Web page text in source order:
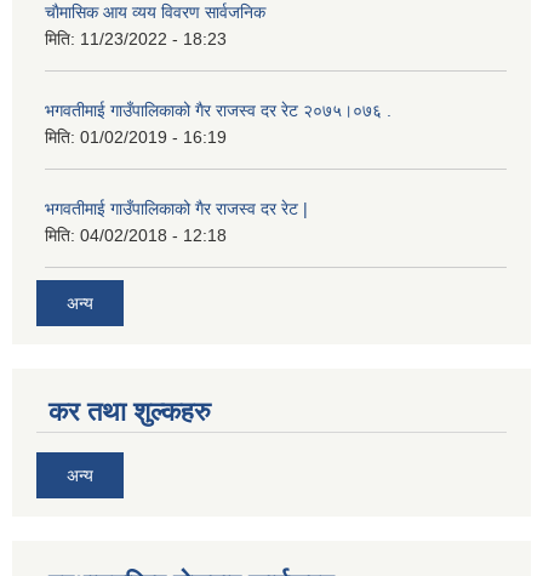
चाैमासिक आय व्यय विवरण सार्वजनिक
मिति: 11/23/2022 - 18:23
भगवतीमाई गाउँपालिकाको गैर राजस्व दर रेट २०७५।०७६ .
मिति: 01/02/2019 - 16:19
भगवतीमाई गाउँपालिकाको गैर राजस्व दर रेट |
मिति: 04/02/2018 - 12:18
अन्य
कर तथा शुल्कहरु
अन्य